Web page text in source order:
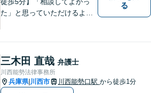
た」と思っていただけるよう
ことなく私にご相談くださ
い。
る
三木田 直哉 弁護士
川西能勢法律事務所
兵庫県| 川西市 川西能勢口駅 から徒歩1分